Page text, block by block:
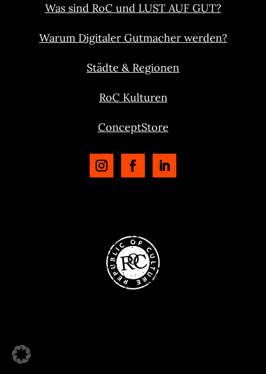
Was sind RoC und LUST AUF GUT?
Warum Digitaler Gutmacher werden?
Städte & Regionen
RoC Kulturen
ConceptStore